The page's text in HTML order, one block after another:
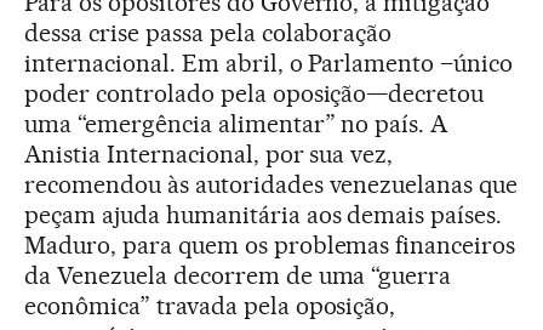
dessa crise passa pela colaboração
internacional. Em abril, o Parlamento –único
poder controlado pela oposição—decretou
uma “emergência alimentar” no país. A
Anistia Internacional, por sua vez,
recomendou às autoridades venezuelanas que
peçam ajuda humanitária aos demais países.
Maduro, para quem os problemas financeiros
da Venezuela decorrem de uma “guerra
econômica” travada pela oposição,